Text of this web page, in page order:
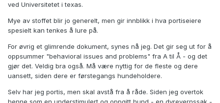
ved Universitetet i texas.
Mye av stoffet blir jo generelt, men gir innblikk i hva portiseiere
spesielt kan tenkes å lure på.
For øvrig et glimrende dokument, synes nå jeg. Det gir seg ut for å
oppsummer "behavioral issues and problems" fra A til Å - og det
gjør det. Veldig bra også. Må være nyttig for de fleste og dere
uansett, siden dere er førstegangs hundeholdere.
Selv har jeg portis, men skal avstå fra å råde. Siden jeg overtok